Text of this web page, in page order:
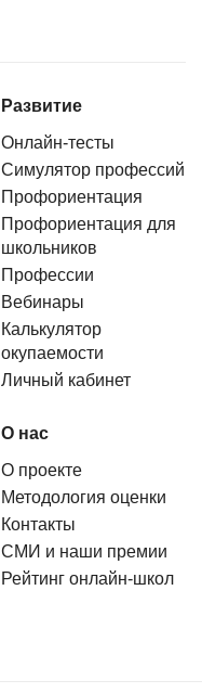
Развитие
Онлайн-тесты
Симулятор профессий
Профориентация
Профориентация для
школьников
Профессии
Вебинары
Калькулятор
окупаемости
Личный кабинет
О нас
О проекте
Методология оценки
Контакты
СМИ и наши премии
Рейтинг онлайн-школ